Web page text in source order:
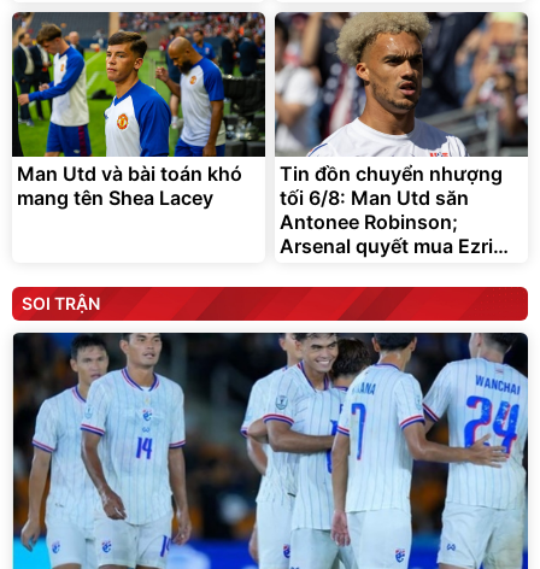
Man Utd và bài toán khó
mang tên Shea Lacey
Tin đồn chuyển nhượng
tối 6/8: Man Utd săn
Antonee Robinson;
Arsenal quyết mua Ezri
SOI TRẬN